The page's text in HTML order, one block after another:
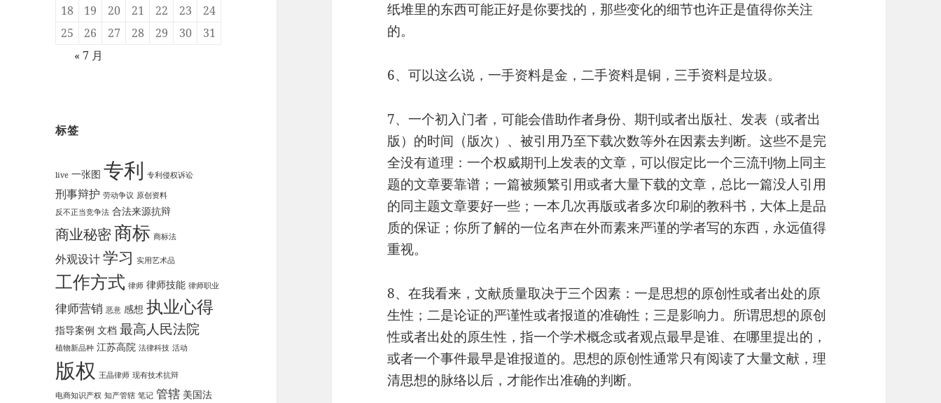
18
19 20 21 22 23
24
25
26 27 28 29 30
31
« 7 月
标签
live 一张图 专利 专利侵权诉讼
刑事辩护 劳动争议 原创资料
反不正当竞争法 合法来源抗辩
商业秘密商标 商标法
外观设计学习 实用艺术品
工作方式 律师 律师技能 律师职业
律师营销 恶意 感想 执业心得
指导案例 文档 最高人民法院
植物新品种 江苏高院 法律科技 活动
版权 王晶律师 现有技术抗辩
电商知识产权 知产管辖 笔记 管辖 美国法
纸堆里的东西可能正好是你要找的，那些变化的细节也许正是值得你关注
的。
6、可以这么说，一手资料是金，二手资料是铜，三手资料是垃圾。
7、一个初入门者，可能会借助作者身份、期刊或者出版社、发表（或者出
版）的时间（版次）、被引用乃至下载次数等外在因素去判断。这些不是完
全没有道理：一个权威期刊上发表的文章，可以假定比一个三流刊物上同主
题的文章要靠谱；一篇被频繁引用或者大量下载的文章，总比一篇没人引用
的同主题文章要好一些；一本几次再版或者多次印刷的教科书，大体上是品
质的保证；你所了解的一位名声在外而素来严谨的学者写的东西，永远值得
重视。
8、在我看来，文献质量取决于三个因素：一是思想的原创性或者出处的原
生性；二是论证的严谨性或者报道的准确性；三是影响力。所谓思想的原创
性或者出处的原生性，指一个学术概念或者观点最早是谁、在哪里提出的，
或者一个事件最早是谁报道的。思想的原创性通常只有阅读了大量文献，理
清思想的脉络以后，才能作出准确的判断。